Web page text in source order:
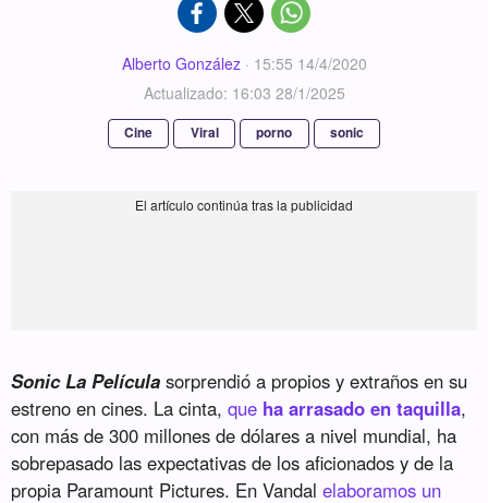
Alberto González· 15:55 14/4/2020
Actualizado: 16:03 28/1/2025
Cine Viral porno sonic
Sonic La Película sorprendió a propios y extraños en su
estreno en cines. La cinta,que ha arrasado en taquilla,
con más de 300 millones de dólares a nivel mundial, ha
sobrepasado las expectativas de los aficionados y de la
propia Paramount Pictures. En Vandalelaboramos un